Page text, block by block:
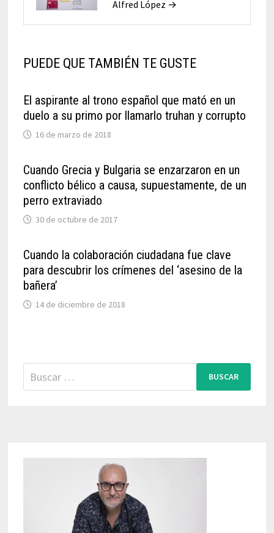
Alfred López →
PUEDE QUE TAMBIÉN TE GUSTE
El aspirante al trono español que mató en un
duelo a su primo por llamarlo truhan y corrupto
16 de marzo de 2018
Cuando Grecia y Bulgaria se enzarzaron en un
conflicto bélico a causa, supuestamente, de un
perro extraviado
30 de octubre de 2017
Cuando la colaboración ciudadana fue clave
para descubrir los crímenes del ‘asesino de la
bañera’
14 de diciembre de 2018
Buscar: